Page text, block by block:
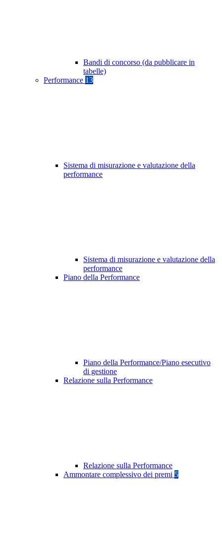
Bandi di concorso (da pubblicare in
tabelle)
Performance 13
Sistema di misurazione e valutazione della
performance
Sistema di misurazione e valutazione della
performance
Piano della Performance
Piano della Performance/Piano esecutivo
di gestione
Relazione sulla Performance
Relazione sulla Performance
Ammontare complessivo dei premi 5